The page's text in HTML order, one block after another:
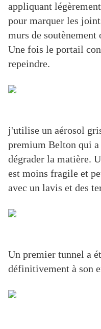
appliquant
pour marquer les
murs de soutènement
Une fois le portail
repeindre.
j'utilise un aérosol
premium Belton qui a
dégrader la matière.
est moins fragile et
avec un lavis et des
Un premier tunnel a
définitivement à son